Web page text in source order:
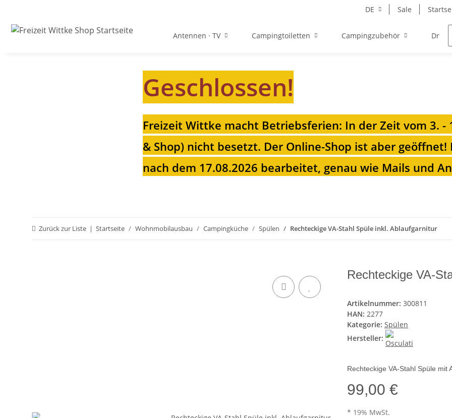
DE Sale
Antennen · TV Campingtoiletten Campingzubehör
Geschlossen!
Freizeit Wittke macht Betriebsferien: In der Zeit vom 3.
& Shop) nicht besetzt. Der Online-Shop ist aber geöffnet!
nach dem 17.08.2026 bearbeitet, genau wie Mails und
Zurück zur Liste Startseite Wohnmobilausbau Campingküche Spülen Rechteckige VA-Stahl Spüle inkl. Ablaufgarnitur
Rechteckige VA-
Artikelnummer: 300811
HAN: 2277
Kategorie: Spülen
Hersteller:
Rechteckige VA-Stahl Spüle
99,00 €
* 19% MwSt.